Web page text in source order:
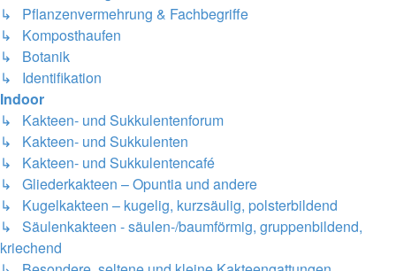
↳ Pflanzenvermehrung & Fachbegriffe
↳ Komposthaufen
↳ Botanik
↳ Identifikation
Indoor
↳ Kakteen- und Sukkulentenforum
↳ Kakteen- und Sukkulenten
↳ Kakteen- und Sukkulentencafé
↳ Gliederkakteen – Opuntia und andere
↳ Kugelkakteen – kugelig, kurzsäulig, polsterbildend
↳ Säulenkakteen - säulen-/baumförmig, gruppenbildend,
kriechend